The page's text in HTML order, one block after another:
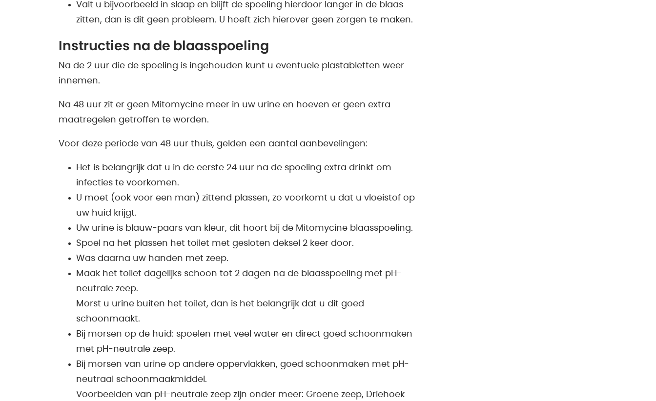
Valt u bijvoorbeeld in slaap en blijft de spoeling hierdoor langer in de blaas
zitten, dan is dit geen probleem. U hoeft zich hierover geen zorgen te maken.
Instructies na de blaasspoeling
Na de 2 uur die de spoeling is ingehouden kunt u eventuele plastabletten weer
innemen.
Na 48 uur zit er geen Mitomycine meer in uw urine en hoeven er geen extra
maatregelen getroffen te worden.
Voor deze periode van 48 uur thuis, gelden een aantal aanbevelingen:
Het is belangrijk dat u in de eerste 24 uur na de spoeling extra drinkt om
infecties te voorkomen.
U moet (ook voor een man) zittend plassen, zo voorkomt u dat u vloeistof op
uw huid krijgt.
Uw urine is blauw-paars van kleur, dit hoort bij de Mitomycine blaasspoeling.
Spoel na het plassen het toilet met gesloten deksel 2 keer door.
Was daarna uw handen met zeep.
Maak het toilet dagelijks schoon tot 2 dagen na de blaasspoeling met pH-
neutrale zeep.
Morst u urine buiten het toilet, dan is het belangrijk dat u dit goed
schoonmaakt.
Bij morsen op de huid: spoelen met veel water en direct goed schoonmaken
met pH-neutrale zeep.
Bij morsen van urine op andere oppervlakken, goed schoonmaken met pH-
neutraal schoonmaakmiddel.
Voorbeelden van pH-neutrale zeep zijn onder meer: Groene zeep, Driehoek